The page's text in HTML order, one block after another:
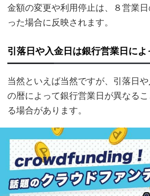
金額の変更や利用停止は、８営業
った場合に反映されます。
引落日や入金日は銀行営業日によ
当然といえば当然ですが、引落日
の暦によって銀行営業日が異なる
る場合があります。